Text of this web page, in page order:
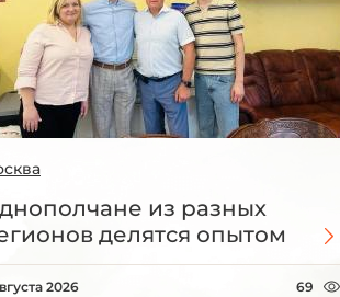
из разных
делятся опытом
2026 69